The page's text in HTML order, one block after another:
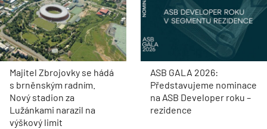
Majitel Zbrojovky se hádá
s brněnským radním.
Nový stadion za
Lužánkami narazil na
výškový limit
ASB GALA 2026:
Představujeme nominace
na ASB Developer roku –
rezidence